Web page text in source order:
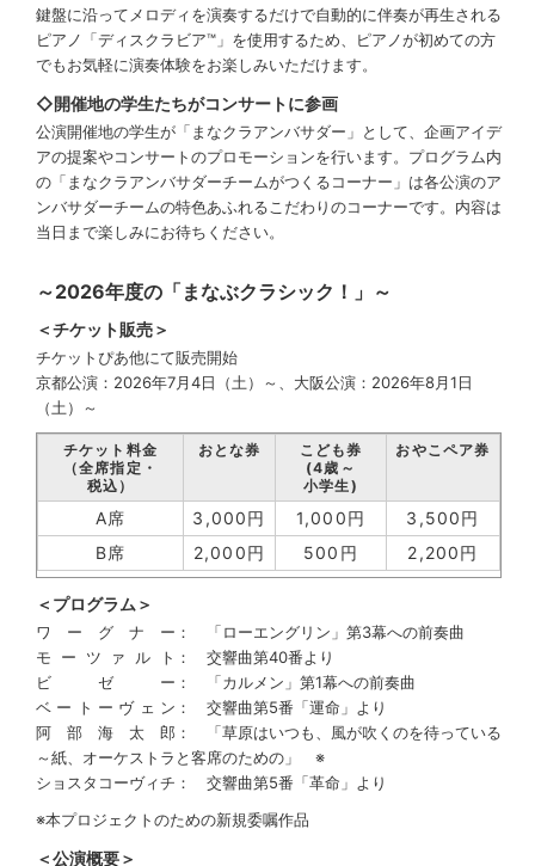
鍵盤に沿ってメロディを演奏するだけで自動的に伴奏が再生される
ピアノ「ディスクラビア™」を使用するため、ピアノが初めての方
でもお気軽に演奏体験をお楽しみいただけます。
◇開催地の学生たちがコンサートに参画
公演開催地の学生が「まなクラアンバサダー」として、企画アイデ
アの提案やコンサートのプロモーションを行います。プログラム内
の「まなクラアンバサダーチームがつくるコーナー」は各公演のア
ンバサダーチームの特色あふれるこだわりのコーナーです。内容は
当日まで楽しみにお待ちください。
～2026年度の「まなぶクラシック！」～
＜チケット販売＞
チケットぴあ他にて販売開始
京都公演：2026年7月4日（土）～、大阪公演：2026年8月1日
（土）～
チケット料金
（全席指定・
税込）
おとな券
こども券
(4歳～
小学生)
おやこペア券
A席 3,000円 1,000円
3,500円
B席
2,000円 500円 2,200円
＜プログラム＞
ワーグナー ： 「ローエングリン」第3幕への前奏曲
モーツァルト ： 交響曲第40番より
ビゼー ： 「カルメン」第1幕への前奏曲
ベートーヴェン ： 交響曲第5番「運命」より
阿部海太郎 ： 「草原はいつも、風が吹くのを待っている
～紙、オーケストラと客席のための」 ※
ショスタコーヴィチ ： 交響曲第5番「革命」より
※本プロジェクトのための新規委嘱作品
＜公演概要＞